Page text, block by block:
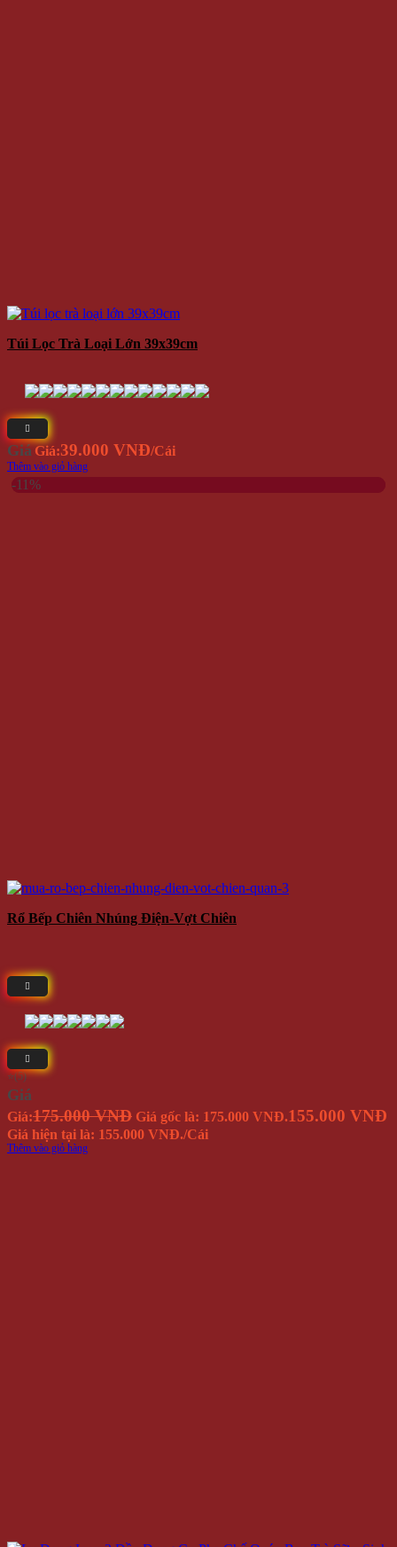
Túi Lọc Trà Loại Lớn 39x39cm
Giá Giá:39.000 VNĐ/Cái
Thêm vào giỏ hàng
-11%
Rổ Bếp Chiên Nhúng Điện-Vợt Chiên
⭐(5)
Giá
Giá:175.000 VNĐ Giá gốc là: 175.000 VNĐ.155.000 VNĐ
Giá hiện tại là: 155.000 VNĐ./Cái
Thêm vào giỏ hàng